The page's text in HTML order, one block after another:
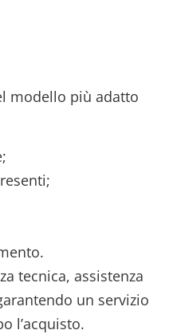
modello più adatto
tecnica, assistenza
un servizio
l’acquisto.